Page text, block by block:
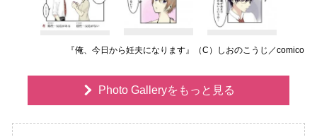
『俺、今日から妊夫になります』（C）しおのこうじ／comico
Photo Galleryをもっと見る